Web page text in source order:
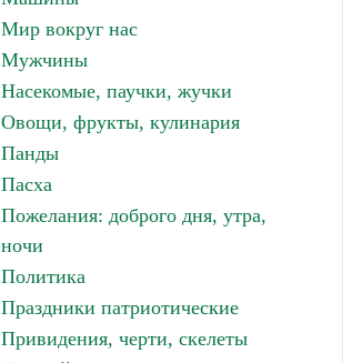
Мир вокруг нас
Мужчины
Насекомые, паучки, жучки
Овощи, фрукты, кулинария
Панды
Пасха
Пожелания: доброго дня, утра,
ночи
Политика
Праздники патриотические
Привидения, черти, скелеты